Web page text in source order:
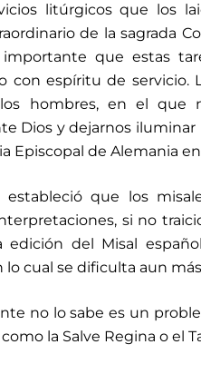
litúrgicos que los
de la sagrada
importante que estas
con espíritu de servicio.
hombres, en el que
Dios y dejarnos iluminar
Episcopal de Alemania
estableció que los
si no
edición del Misal
lo cual se dificulta aun
no lo sabe es un
la Salve Regina o el